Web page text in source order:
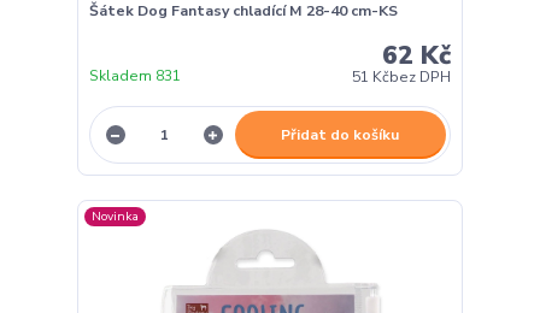
Šátek Dog Fantasy chladící M 28-40 cm-KS
62 Kč
51 Kčbez DPH
Skladem 831
Přidat do košíku
Novinka